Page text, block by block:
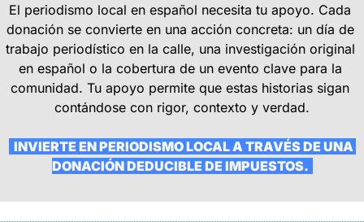
El periodismo local en español necesita tu apoyo. Cada
donación se convierte en una acción concreta: un día de
trabajo periodístico en la calle, una investigación original
en español o la cobertura de un evento clave para la
comunidad. Tu apoyo permite que estas historias sigan
contándose con rigor, contexto y verdad.
DONACIÓN DEDUCIBLE DE IMPUESTOS.